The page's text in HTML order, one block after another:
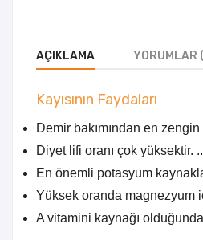
AÇIKLAMA YORUMLAR
Kayısının Faydaları
Demir bakımından en
Diyet lifi oranı çok yüksektir.
En önemli potasyum
Yüksek oranda magnezyum
A vitamini kaynağı